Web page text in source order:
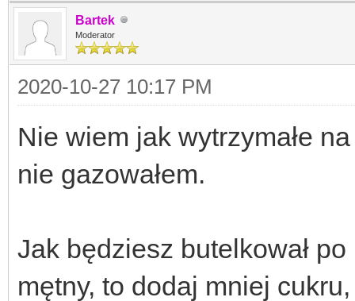
Bartek
Moderator
2020-10-27 10:17 PM
Nie wiem jak wytrzymałe
nie gazowałem.
Jak będziesz butelkował
mętny, to dodaj mniej